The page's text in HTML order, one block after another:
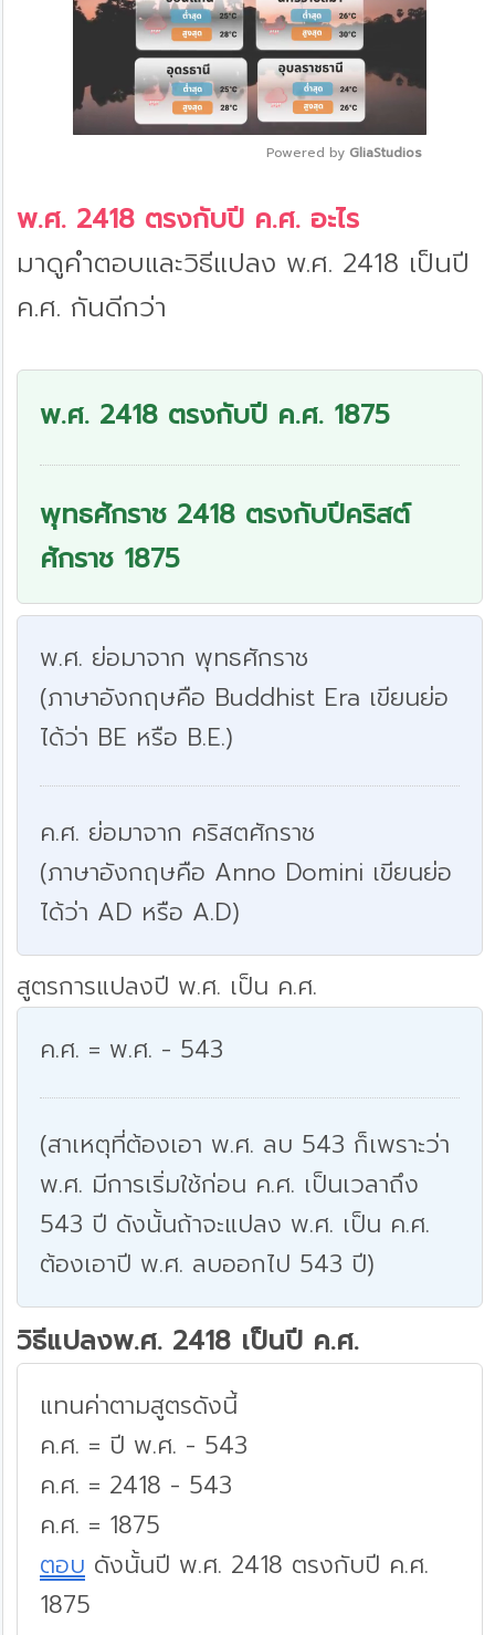
Powered by GliaStudios
พ.ศ. 2418 ตรงกับปี ค.ศ. อะไร
มาดูคำตอบและวิธีแปลง พ.ศ. 2418 เป็นปี
ค.ศ. กันดีกว่า
พ.ศ. 2418 ตรงกับปี ค.ศ. 1875
พุทธศักราช 2418 ตรงกับปีคริสต์
ศักราช 1875
พ.ศ. ย่อมาจาก พุทธศักราช
(ภาษาอังกฤษคือ Buddhist Era เขียนย่อ
ได้ว่า BE หรือ B.E.)
ค.ศ. ย่อมาจาก คริสตศักราช
(ภาษาอังกฤษคือ Anno Domini เขียนย่อ
ได้ว่า AD หรือ A.D)
สูตรการแปลงปี พ.ศ. เป็น ค.ศ.
ค.ศ. = พ.ศ. - 543
(สาเหตุที่ต้องเอา พ.ศ. ลบ 543 ก็เพราะว่า
พ.ศ. มีการเริ่มใช้ก่อน ค.ศ. เป็นเวลาถึง
543 ปี ดังนั้นถ้าจะแปลง พ.ศ. เป็น ค.ศ.
ต้องเอาปี พ.ศ. ลบออกไป 543 ปี)
วิธีแปลงพ.ศ. 2418 เป็นปี ค.ศ.
แทนค่าตามสูตรดังนี้
ค.ศ. = ปี พ.ศ. - 543
ค.ศ. = 2418 - 543
ค.ศ. = 1875
ตอบ ดังนั้นปี พ.ศ. 2418 ตรงกับปี ค.ศ.
1875